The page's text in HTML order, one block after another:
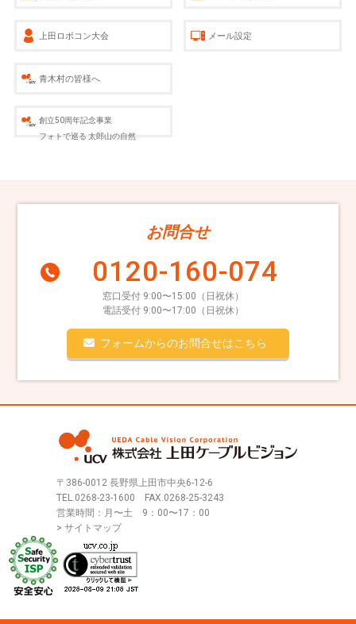
上田ロボコン大会 メール設定
青木村の皆様へ
創立50周年記念事業
フォトで巡る 太郎山の自然
お問合せ
0120-160-074
窓口受付 9:00〜15:00（日祝休）
電話受付 9:00〜17:00（日祝休）
フォームからのお問合せはこちら
〒386-0012 長野県上田市中央6-12-6
TEL.0268-23-1600 FAX.0268-25-3243
営業時間：月〜土 9：00〜17：00
> サイトマップ